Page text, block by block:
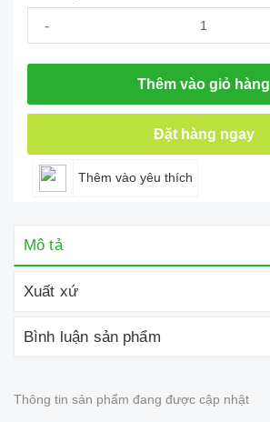
-
Thêm vào giỏ hàng
Đặt hàng ngay
Thêm vào yêu thích
Mô tả
Xuất xứ
Bình luận sản phẩm
Thông tin sản phẩm đang được cập nhật